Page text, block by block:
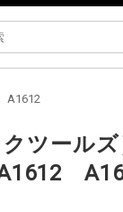
A1612
クツール